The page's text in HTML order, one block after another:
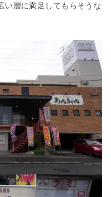
い層に満足してもらそうな